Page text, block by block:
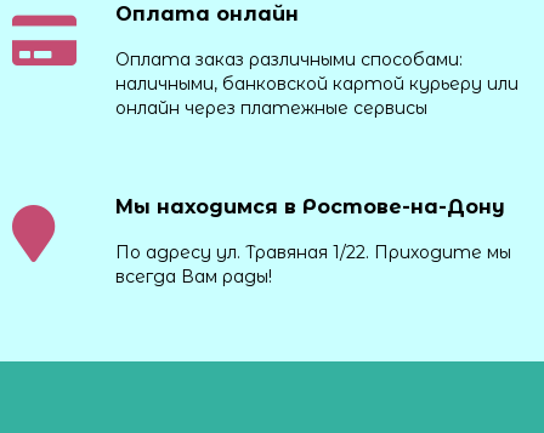
Оплата онлайн
Оплата заказ различными способами:
наличными, банковской картой курьеру или
онлайн через платежные сервисы
Мы находимся в Ростове-на-Дону
По адресу ул. Травяная 1/22. Приходите мы
всегда Вам рады!